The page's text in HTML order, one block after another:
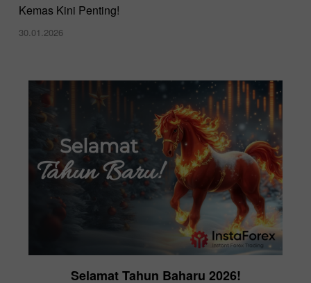
Kemas Kini Penting!
30.01.2026
Selamat Tahun Baharu 2026!